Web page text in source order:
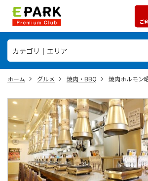
ご
ホーム グルメ 焼肉・BBQ 焼肉ホルモン